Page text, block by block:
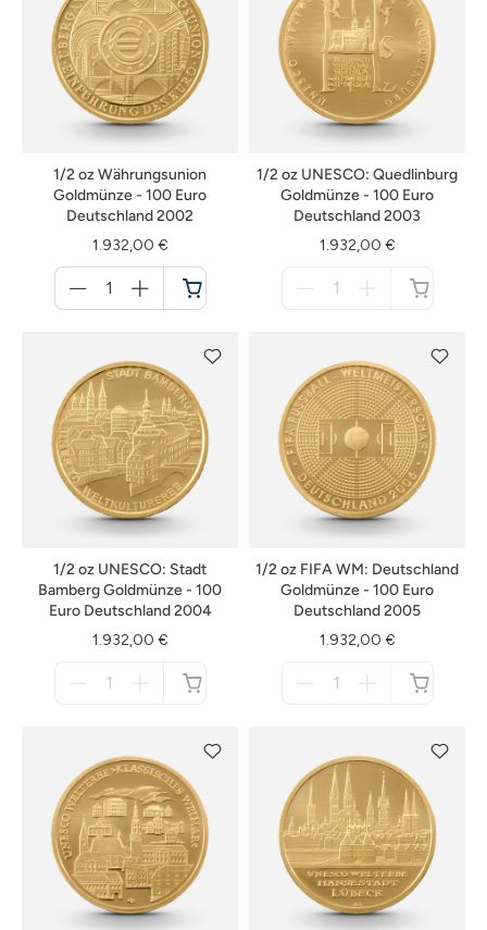
1/2 oz Währungsunion
Goldmünze - 100 Euro
Deutschland 2002
1.932,00 €
für
Warenkorb
1/2 oz UNESCO: Quedlinburg
Goldmünze - 100 Euro
Deutschland 2003
1.932,00 €
1/2 oz UNESCO: Stadt
Bamberg Goldmünze - 100
Euro Deutschland 2004
1.932,00 €
1/2 oz FIFA WM: Deutschland
Goldmünze - 100 Euro
Deutschland 2005
1.932,00 €